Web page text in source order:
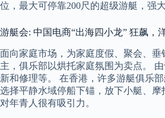
位，最大可停靠200尺的超级游艇，强
游艇会: 中国电商“出海四小龙” 狂飙，
面向家庭市场，为家庭度假、聚会、
主，俱乐部以烘托家庭氛围为卖点。
新和修理等。 在香港，许多游艇俱乐
选择平静水域停船下锚，放下小艇、
对年青人很有吸引力。